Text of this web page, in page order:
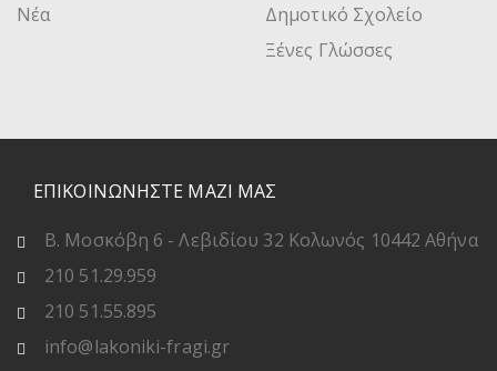
Νέα
Δημοτικό Σχολείο
Ξένες Γλώσσες
ΕΠΙΚΟΙΝΩΝΗΣΤΕ ΜΑΖΙ ΜΑΣ
Β. Μοσκόβη 6 - Λεβιδίου 32 Κολωνός 10442 Αθήνα
210 51.29.959
210 51.55.895
info@lakoniki-fragi.gr